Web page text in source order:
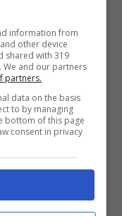
è paragonabile
e facciamo a un
ci accoccoliamo
con la
affetto e di
a
ma anche
gambe
in questo
possono
information from
other device
shared with 319
We and our partners
partners.
data on the basis
to by managing
bottom of this page
consent in privacy